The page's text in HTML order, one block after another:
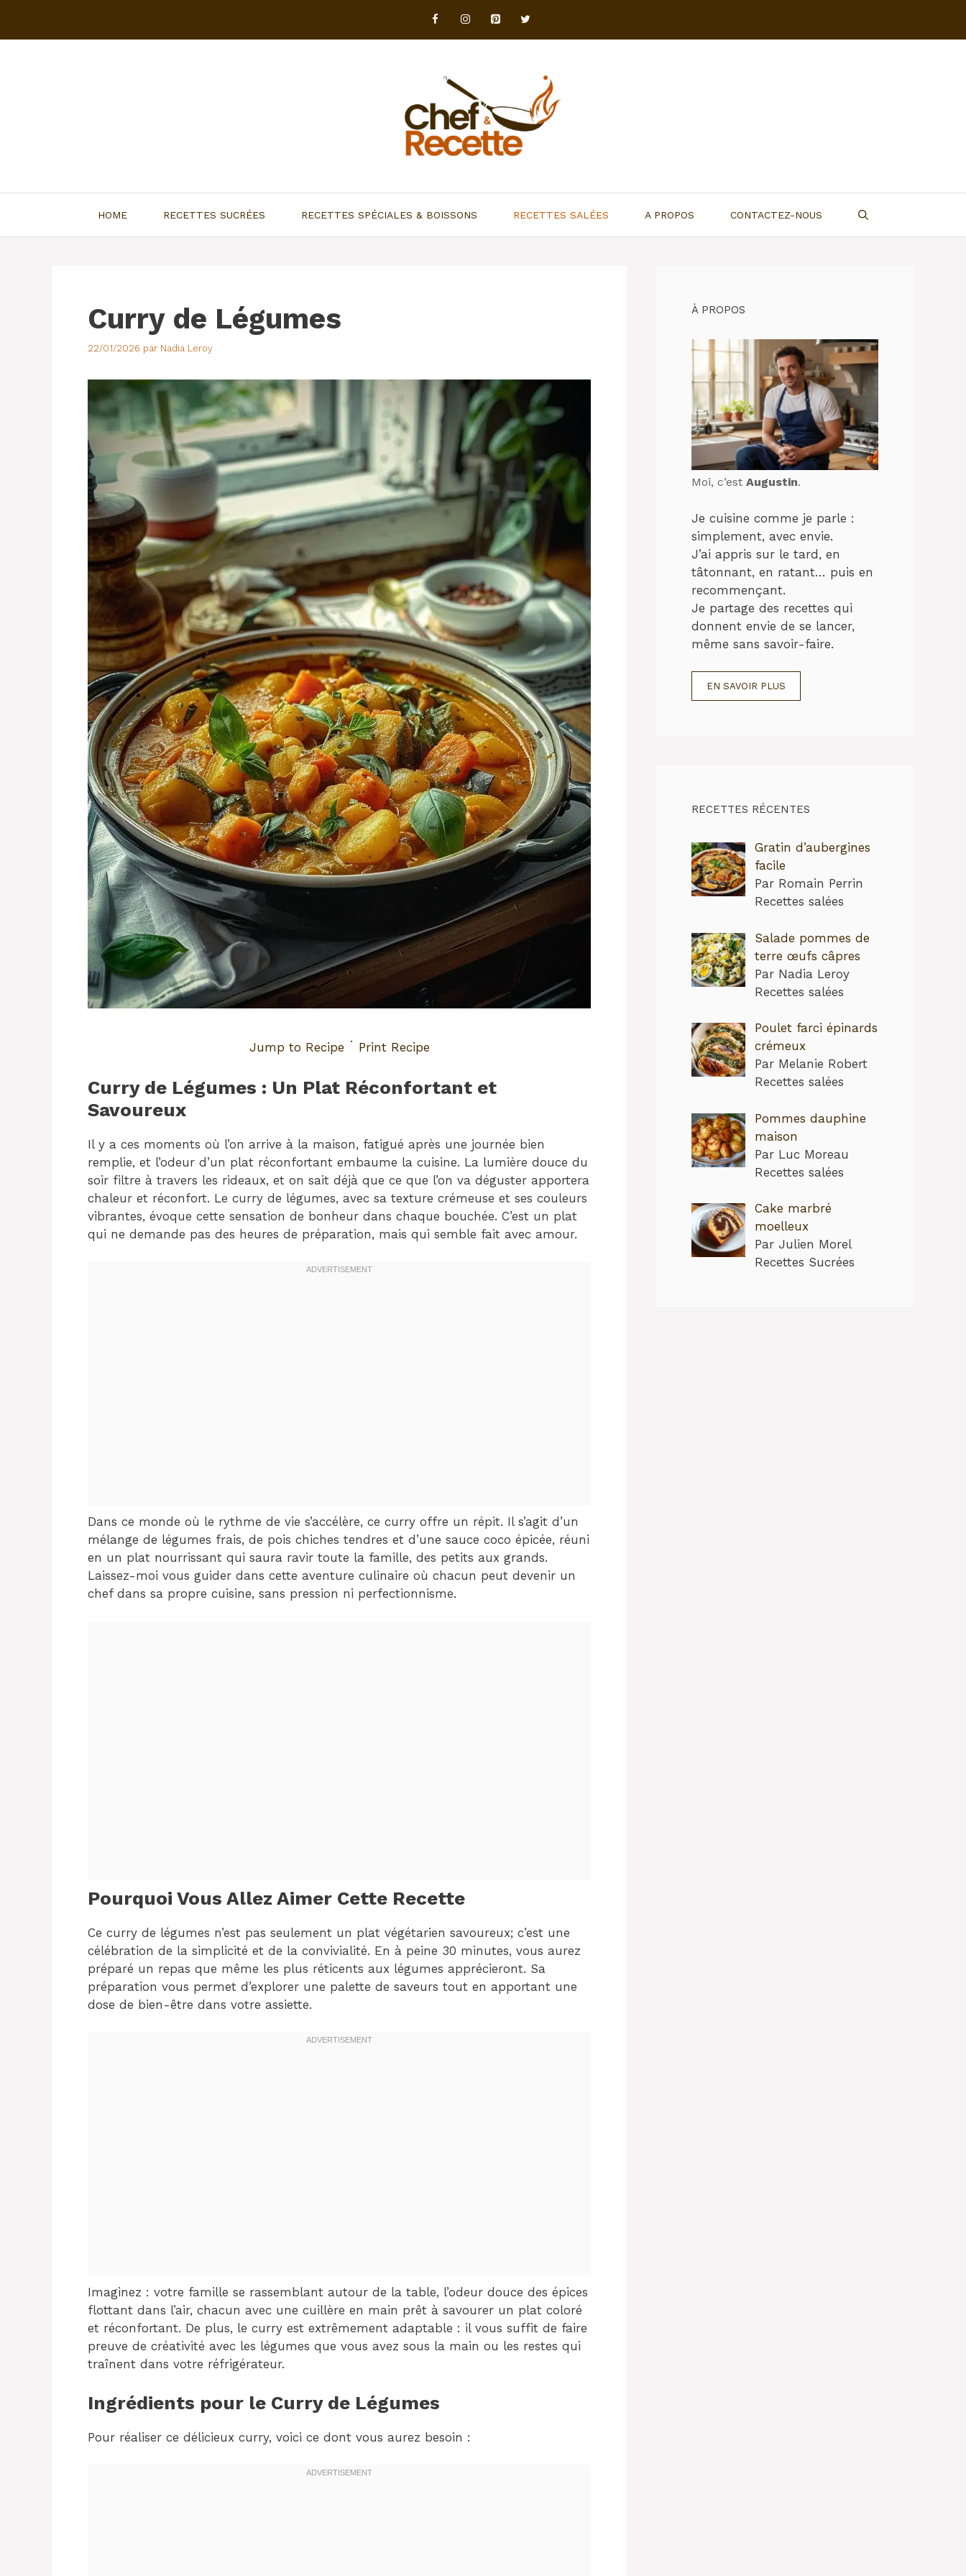
contenu
HOME RECETTES SUCRÉES RECETTES SPÉCIALES & BOISSONS RECETTES SALÉES A PROPOS CONTACTEZ-NOUS
Curry de Légumes
22/01/2026 par Nadia Leroy
Jump to Recipe · Print Recipe
Curry de Légumes : Un Plat Réconfortant et
Savoureux
Il y a ces moments où l’on arrive à la maison, fatigué après une journée bien
remplie, et l’odeur d’un plat réconfortant embaume la cuisine. La lumière douce du
soir filtre à travers les rideaux, et on sait déjà que ce que l’on va déguster apportera
chaleur et réconfort. Le curry de légumes, avec sa texture crémeuse et ses couleurs
vibrantes, évoque cette sensation de bonheur dans chaque bouchée. C’est un plat
qui ne demande pas des heures de préparation, mais qui semble fait avec amour.
Dans ce monde où le rythme de vie s’accélère, ce curry offre un répit. Il s’agit d’un
mélange de légumes frais, de pois chiches tendres et d’une sauce coco épicée, réuni
en un plat nourrissant qui saura ravir toute la famille, des petits aux grands.
Laissez-moi vous guider dans cette aventure culinaire où chacun peut devenir un
chef dans sa propre cuisine, sans pression ni perfectionnisme.
Pourquoi Vous Allez Aimer Cette Recette
Ce curry de légumes n’est pas seulement un plat végétarien savoureux; c’est une
célébration de la simplicité et de la convivialité. En à peine 30 minutes, vous aurez
préparé un repas que même les plus réticents aux légumes apprécieront. Sa
préparation vous permet d’explorer une palette de saveurs tout en apportant une
dose de bien-être dans votre assiette.
Imaginez : votre famille se rassemblant autour de la table, l’odeur douce des épices
flottant dans l’air, chacun avec une cuillère en main prêt à savourer un plat coloré
et réconfortant. De plus, le curry est extrêmement adaptable : il vous suffit de faire
preuve de créativité avec les légumes que vous avez sous la main ou les restes qui
traînent dans votre réfrigérateur.
Ingrédients pour le Curry de Légumes
Pour réaliser ce délicieux curry, voici ce dont vous aurez besoin :
À PROPOS
Moi, c’est Augustin.
Je cuisine comme je parle :
simplement, avec envie.
J’ai appris sur le tard, en
tâtonnant, en ratant… puis en
recommençant.
Je partage des recettes qui
donnent envie de se lancer,
même sans savoir-faire.
EN SAVOIR PLUS
RECETTES RÉCENTES
Gratin d’aubergines
facile
Par Romain Perrin
Recettes salées
Salade pommes de
terre œufs câpres
Par Nadia Leroy
Recettes salées
Poulet farci épinards
crémeux
Par Melanie Robert
Recettes salées
Pommes dauphine
maison
Par Luc Moreau
Recettes salées
Cake marbré
moelleux
Par Julien Morel
Recettes Sucrées